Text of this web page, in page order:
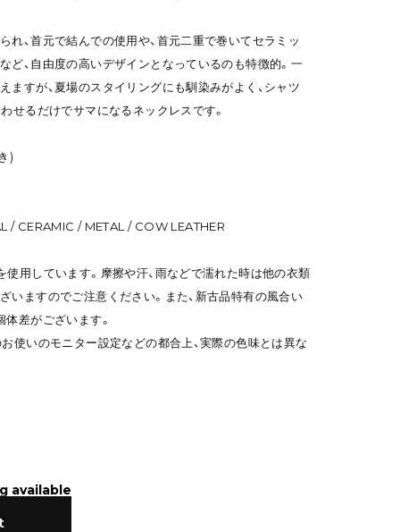
れ、首元で結んでの使用や、首元二重で巻いてセラミッ
ど、自由度の高いデザインとなっているのも特徴的。一
ますが、夏場のスタイリングにも馴染みがよく、シャツ
せるだけでサマになるネックレスです。
)
/ CERAMIC / METAL / COW LEATHER
用しています。摩擦や汗、雨などで濡れた時は他の衣類
いますのでご注意ください。また、新古品特有の風合い
体差がございます。
使いのモニター設定などの都合上、実際の色味とは異な
available